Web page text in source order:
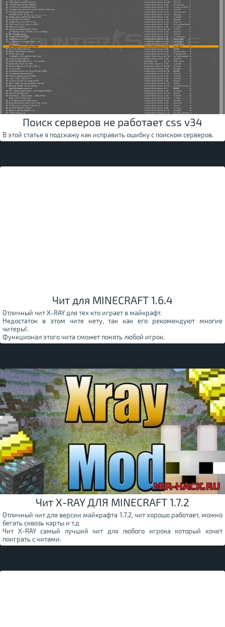
Поиск серверов не работает css v34
В этой статье я подскажу как исправить ошибку с поиском серверов.
Чит для MINECRAFT 1.6.4
Отличный чит X-RAY для тех кто играет в майкрафт.
Недостаток в этом чите нету, так как его рекомендуют многие
читеры!.
Функционал этого чита сможет понять любой игрок.
Чит X-RAY ДЛЯ MINECRAFT 1.7.2
Отличный чит для версии майкрафта 1.7.2, чит хорошо работает, можно
бегать сквозь карты и т.д
Чит X-RAY самый лучший чит для любого игрока который хочет
поиграть с читами.